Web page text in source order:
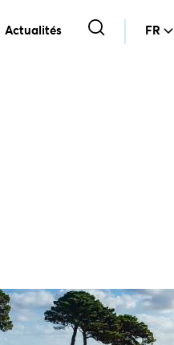
Actualités FR